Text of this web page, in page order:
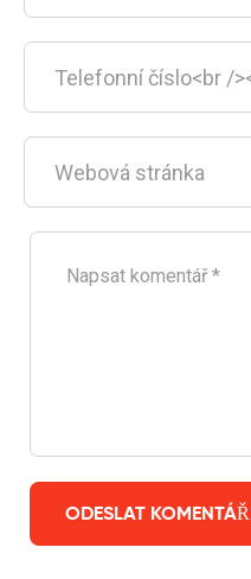
ODESLAT KOMENTÁŘ